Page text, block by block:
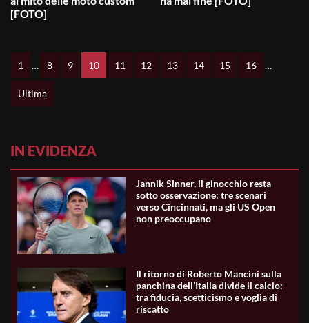
[FOTO]
1 … 8 9 10 11 12 13 14 15 16 …
Ultima
IN EVIDENZA
Jannik Sinner, il ginocchio resta
sotto osservazione: tre scenari
verso Cincinnati, ma gli US Open
non preoccupano
Il ritorno di Roberto Mancini sulla
panchina dell’Italia divide il calcio:
tra fiducia, scetticismo e voglia di
riscatto